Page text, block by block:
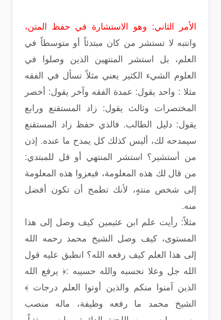
الأمر الثاني: وهو الاستشارة في حفظ المتن،
وانتبه لا تستشر من كان مبتدئاً أو متوسطاً في
العلم، بل استشر المنتهين الذين وصلوا في
العلوم الشيء الكثير يعني مثلاً تسأل في الفقه
مثلا : واحد يقول: عمدة الفقه وآخر يقول: أخصر
المختصرات وثالث يقول: زاد المستقنع ورابع
يقول: دليل الطالب. فالذي حفظ زاد المستقنع
سيمدحه لك، أليس كذلك كل يمدح ما عنده. إذن
من أستشير؟ استشر المنتهي أو قل للمبتدي:
من قال لك هذه المعلومة، فيعزوا هذه المعلومة
إلى شخص منتهٍ، لأنك تطمح أن تكون أفضل
منه.
مثلاً: رأيت علم ابن عثيمين كيف وصل إلى هذا
المستوى، كيف وصل الشيخ محمد رحمه الله
إلى هذا العلم كيف رفعه الله؟ انطبق عليه قول
الله جل وعلا نحسبه والله حسيبه :﴿ يرفع الله
الذين آمنوا منكم والذين أوتوا العلم درجات ﴾
الشيخ محمد ما رفعه وظيفة، ماله منصب